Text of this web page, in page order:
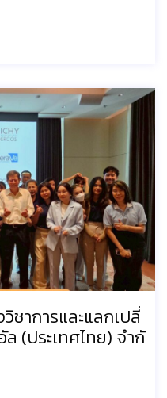
ชาการและแลกเปลี่
(ประเทศไทย) จำกั